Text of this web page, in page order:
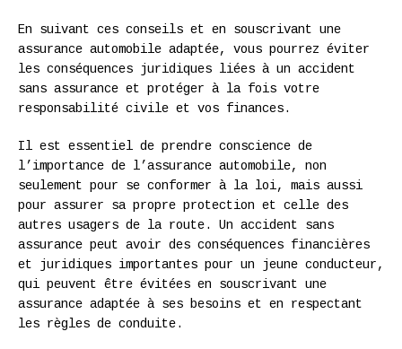
En suivant ces conseils et en souscrivant une
assurance automobile adaptée, vous pourrez éviter
les conséquences juridiques liées à un accident
sans assurance et protéger à la fois votre
responsabilité civile et vos finances.
Il est essentiel de prendre conscience de
l’importance de l’assurance automobile, non
seulement pour se conformer à la loi, mais aussi
pour assurer sa propre protection et celle des
autres usagers de la route. Un accident sans
assurance peut avoir des conséquences financières
et juridiques importantes pour un jeune conducteur,
qui peuvent être évitées en souscrivant une
assurance adaptée à ses besoins et en respectant
les règles de conduite.